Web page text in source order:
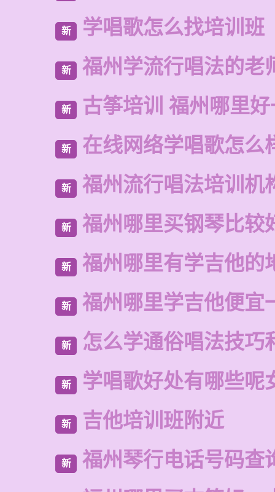
新 学唱歌怎么找培训班
新 福州学流行唱法的老
新 古筝培训 福州哪里
新 在线网络学唱歌怎么
新 福州流行唱法培训机
新 福州哪里买钢琴比较
新 福州哪里有学吉他的
新 福州哪里学吉他便宜
新 怎么学通俗唱法技巧
新 学唱歌好处有哪些呢
新 吉他培训班附近
新
福州琴行电话号码查